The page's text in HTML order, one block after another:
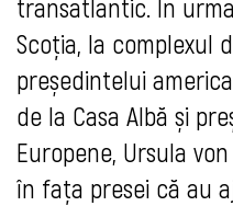
transatlantic. În
Scoția, la complexul
președintelui
de la Casa Albă și
Europene, Ursula
în fața presei că au